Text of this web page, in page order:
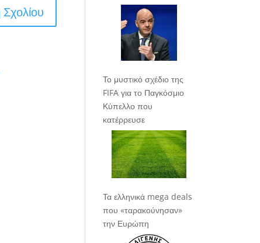
Το μυστικό σχέδιο της
FIFA για το Παγκόσμιο
Κύπελλο που
κατέρρευσε
Τα ελληνικά mega deals
που «ταρακούνησαν»
την Ευρώπη